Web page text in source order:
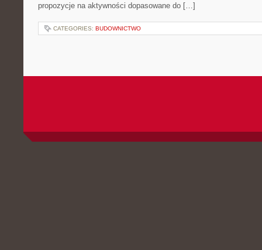
propozycje na aktywności dopasowane do […]
CATEGORIES: BUDOWNICTWO